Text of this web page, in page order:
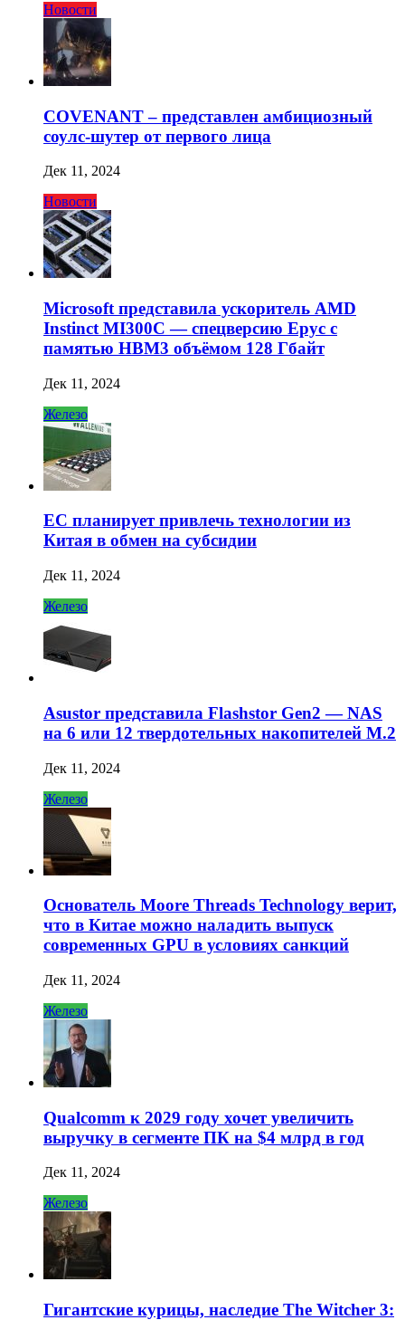
Новости
COVENANT – представлен амбициозный
соулс-шутер от первого лица
Дек 11, 2024
Новости
Microsoft представила ускоритель AMD
Instinct MI300C — спецверсию Epyc с
памятью HBM3 объёмом 128 Гбайт
Дек 11, 2024
Железо
ЕС планирует привлечь технологии из
Китая в обмен на субсидии
Дек 11, 2024
Железо
Asustor представила Flashstor Gen2 — NAS
на 6 или 12 твердотельных накопителей M.2
Дек 11, 2024
Железо
Основатель Moore Threads Technology верит,
что в Китае можно наладить выпуск
современных GPU в условиях санкций
Дек 11, 2024
Железо
Qualcomm к 2029 году хочет увеличить
выручку в сегменте ПК на $4 млрд в год
Дек 11, 2024
Железо
Гигантские курицы, наследие The Witcher 3: